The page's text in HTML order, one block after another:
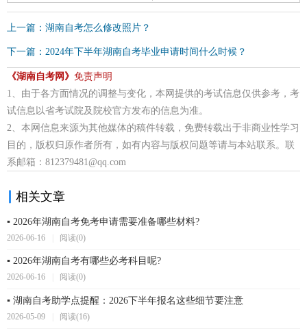
上一篇：湖南自考怎么修改照片？
下一篇：2024年下半年湖南自考毕业申请时间什么时候？
《湖南自考网》 免责声明
1、由于各方面情况的调整与变化，本网提供的考试信息仅供参考，考
试信息以省考试院及院校官方发布的信息为准。
2、本网信息来源为其他媒体的稿件转载，免费转载出于非商业性学习
目的，版权归原作者所有，如有内容与版权问题等请与本站联系。联
系邮箱：812379481@qq.com
相关文章
▪ 2026年湖南自考免考申请需要准备哪些材料?
2026-06-16 阅读(0)
▪ 2026年湖南自考有哪些必考科目呢?
2026-06-16 阅读(0)
▪ 湖南自考助学点提醒：2026下半年报名这些细节要注意
2026-05-09 阅读(16)